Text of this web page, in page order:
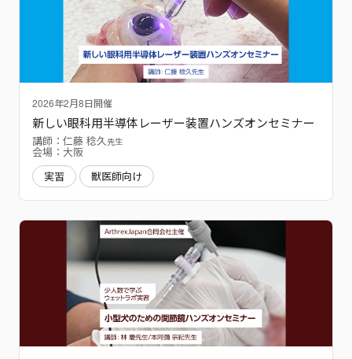
2026年2月8日開催
新しい眼科用半導体レーザー装置ハンズオンセミナー
講師：仁藤 稔久先生
会場：大阪
実習
獣医師向け